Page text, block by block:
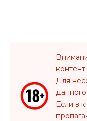
Для
Если в